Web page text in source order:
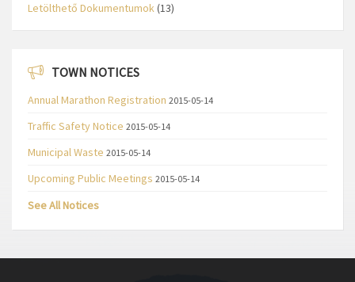
Letölthető Dokumentumok(13)
TOWN NOTICES
Annual Marathon Registration 2015-05-14
Traffic Safety Notice 2015-05-14
Municipal Waste 2015-05-14
Upcoming Public Meetings 2015-05-14
See All Notices